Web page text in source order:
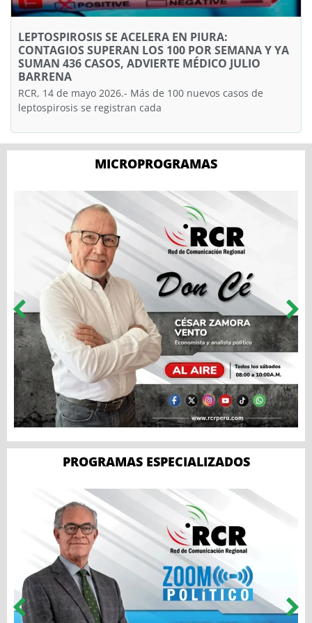
LEPTOSPIROSIS SE ACELERA EN PIURA:
CONTAGIOS SUPERAN LOS 100 POR SEMANA Y YA
SUMAN 436 CASOS, ADVIERTE MÉDICO JULIO
BARRENA
RCR, 14 de mayo 2026.- Más de 100 nuevos casos de
leptospirosis se registran cada
MICROPROGRAMAS
PROGRAMAS ESPECIALIZADOS